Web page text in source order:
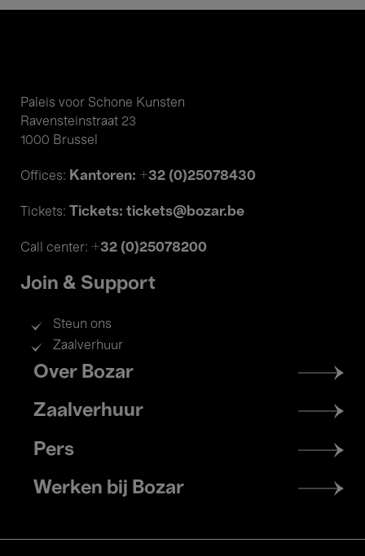
Paleis voor Schone Kunsten
Ravensteinstraat 23
1000 Brussel
Offices: Kantoren: +32 (0)25078430
Tickets: Tickets: tickets@bozar.be
Call center: +32 (0)25078200
Join & Support
Steun ons
Zaalverhuur
Footer
menu
Over Bozar
Zaalverhuur
Pers
Werken bij Bozar